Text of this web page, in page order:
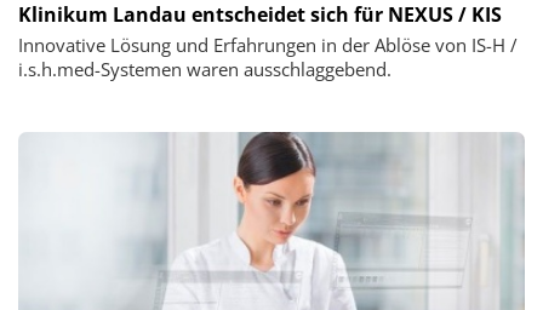
Klinikum Landau entscheidet sich für NEXUS / KIS
Innovative Lösung und Erfahrungen in der Ablöse von IS-H /
i.s.h.med-Systemen waren ausschlaggebend.